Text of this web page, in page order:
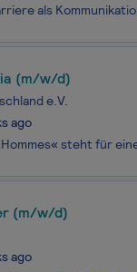
(m/w/d)
e.V.
ago
(m/w/d)
ago